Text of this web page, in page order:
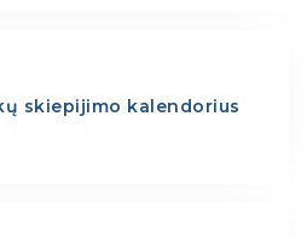
skiepijimo kalendorius